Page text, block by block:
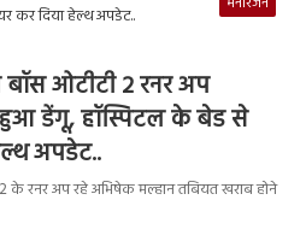
बॉस ओटीटी 2 रनर अप
डेंगू, हॉस्पिटल के बेड से
अपडेट..
के रनर अप रहे अभिषेक मल्हान तबियत खराब होने